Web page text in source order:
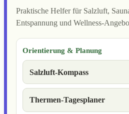
Praktische Helfer für Salzluft,
Entspannung und Wellness-
Orientierung & Planung
Salzluft-Kompass
Thermen-Tagesplaner